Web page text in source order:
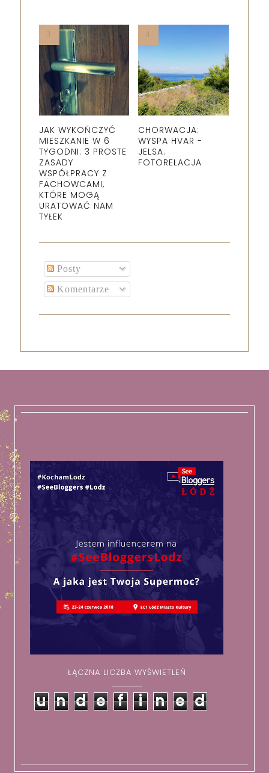
JAK WYKOŃCZYĆ
MIESZKANIE W 6
TYGODNI: 3 PROSTE
ZASADY
WSPÓŁPRACY Z
FACHOWCAMI,
KTÓRE MOGĄ
URATOWAĆ NAM
TYŁEK
CHORWACJA:
WYSPA HVAR -
JELSA.
FOTORELACJA
Posty
Komentarze
ŁĄCZNA LICZBA WYŚWIETLEŃ
u n d e f i n e d